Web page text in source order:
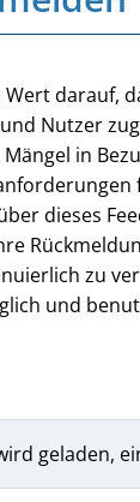
darauf,
Nutzer
in
dieses
zu
und
geladen,